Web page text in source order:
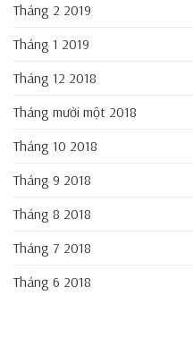
Tháng 2 2019
Tháng 1 2019
Tháng 12 2018
Tháng mười một 2018
Tháng 10 2018
Tháng 9 2018
Tháng 8 2018
Tháng 7 2018
Tháng 6 2018